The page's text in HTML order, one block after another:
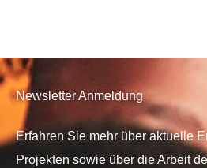
Newsletter Anmeldung
Erfahren Sie mehr über aktuelle
Projekten sowie über die Arbeit